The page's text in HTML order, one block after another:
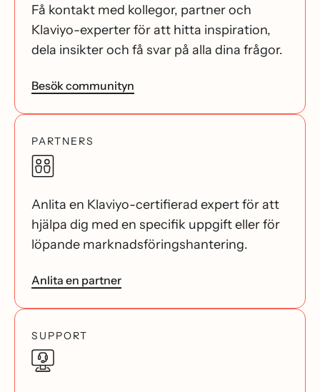
Få kontakt med kollegor, partner och
Klaviyo-experter för att hitta inspiration,
dela insikter och få svar på alla dina frågor.
Besök communityn
PARTNERS
Anlita en Klaviyo-certifierad expert för att
hjälpa dig med en specifik uppgift eller för
löpande marknadsföringshantering.
Anlita en partner
SUPPORT